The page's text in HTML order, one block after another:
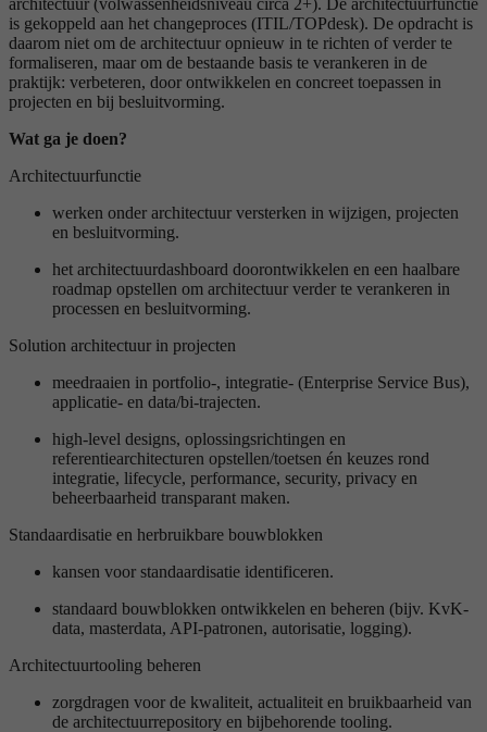
is gekoppeld aan het changeproces (ITIL/TOPdesk). De opdracht is
daarom niet om de architectuur opnieuw in te richten of verder te
formaliseren, maar om de bestaande basis te verankeren in de
praktijk: verbeteren, door ontwikkelen en concreet toepassen in
projecten en bij besluitvorming.
Wat ga je doen?
Architectuurfunctie
werken onder architectuur versterken in wijzigen, projecten
en besluitvorming.
het architectuurdashboard doorontwikkelen en een haalbare
roadmap opstellen om architectuur verder te verankeren in
processen en besluitvorming.
Solution architectuur in projecten
meedraaien in portfolio-, integratie- (Enterprise Service Bus),
applicatie- en data/bi-trajecten.
high-level designs, oplossingsrichtingen en
referentiearchitecturen opstellen/toetsen én keuzes rond
integratie, lifecycle, performance, security, privacy en
beheerbaarheid transparant maken.
Standaardisatie en herbruikbare bouwblokken
kansen voor standaardisatie identificeren.
standaard bouwblokken ontwikkelen en beheren (bijv. KvK-
data, masterdata, API-patronen, autorisatie, logging).
Architectuurtooling beheren
zorgdragen voor de kwaliteit, actualiteit en bruikbaarheid van
de architectuurrepository en bijbehorende tooling.